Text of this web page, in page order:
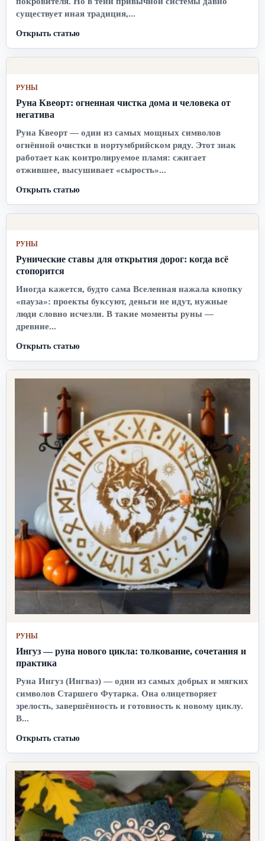
существует иная традиция,...
Открыть статью
РУНЫ
Руна Квеорт: огненная чистка дома и человека от
негатива
Руна Квеорт — один из самых мощных символов
огнённой очистки в нортумбрийском ряду. Этот знак
работает как контролируемое пламя: сжигает
отжившее, высушивает «сырость»...
Открыть статью
РУНЫ
Рунические ставы для открытия дорог: когда всё
стопорится
Иногда кажется, будто сама Вселенная нажала кнопку
«пауза»: проекты буксуют, деньги не идут, нужные
люди словно исчезли. В такие моменты руны —
древние...
Открыть статью
РУНЫ
Ингуз — руна нового цикла: толкование, сочетания и
практика
Руна Ингуз (Ингваз) — один из самых добрых и мягких
символов Старшего Футарка. Она олицетворяет
зрелость, завершённость и готовность к новому циклу.
В...
Открыть статью